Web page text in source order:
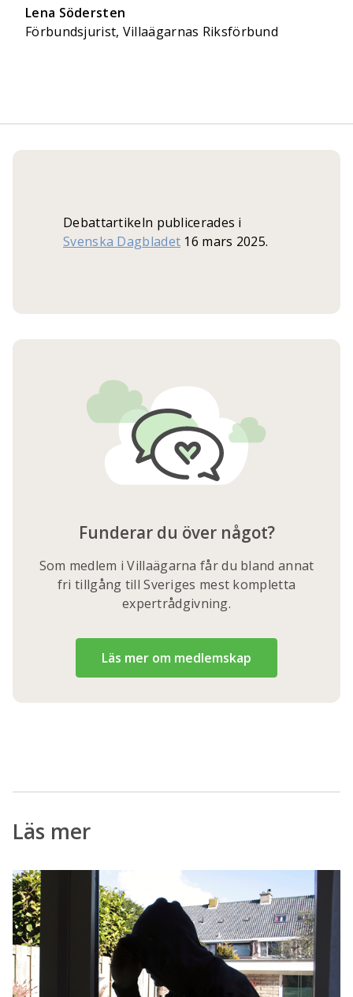
Lena Södersten
Förbundsjurist, Villaägarnas Riksförbund
Debattartikeln publicerades i
Svenska Dagbladet 16 mars 2025.
Funderar du över något?
Som medlem i Villaägarna får du bland annat
fri tillgång till Sveriges mest kompletta
expertrådgivning.
Läs mer om medlemskap
Läs mer